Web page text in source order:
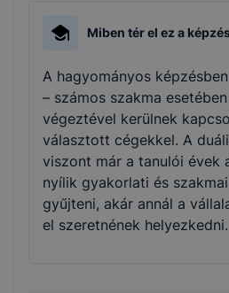
Miben tér el ez a
A hagyományos
– számos szakma
végeztével kerülnek
választott cégekkel. A
viszont már a tanulói évek
nyílik gyakorlati és
gyűjteni, akár annál a
el szeretnének helyezkedni.